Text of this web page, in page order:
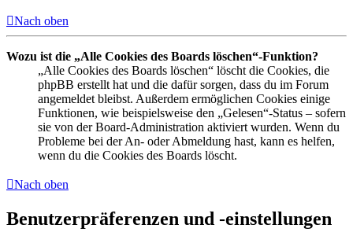
Nach oben
Wozu ist die „Alle Cookies des Boards löschen“-Funktion?
„Alle Cookies des Boards löschen“ löscht die Cookies, die
phpBB erstellt hat und die dafür sorgen, dass du im Forum
angemeldet bleibst. Außerdem ermöglichen Cookies einige
Funktionen, wie beispielsweise den „Gelesen“-Status – sofern
sie von der Board-Administration aktiviert wurden. Wenn du
Probleme bei der An- oder Abmeldung hast, kann es helfen,
wenn du die Cookies des Boards löscht.
Nach oben
Benutzerpräferenzen und -einstellungen